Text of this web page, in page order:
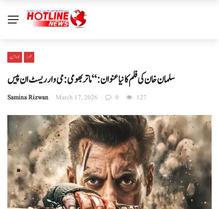
تازہ ترین شوبز
سلمان خان کی فلم کا نیا عنوان: “ماتر بھومی: می وار ریسٹ ان پیس
Samina Rizwan March 17, 2026 0 127